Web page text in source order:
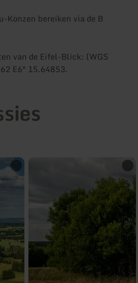
Konzen bereiken via de B
van de Eifel-Blick: (WGS
E6° 15.64853.